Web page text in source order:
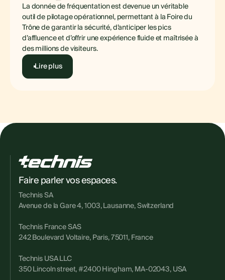
La donnée de fréquentation est devenue un véritable
outil de pilotage opérationnel, permettant à la Foire du
Trône de garantir la sécurité, d’anticiper les pics
d’affluence et d’offrir une expérience fluide et maîtrisée à
des millions de visiteurs.
Lire plus
Faire parler vos espaces.
Technis SA
Avenue de la Gare 4, 1003, Lausanne, Switzerland
Technis France SAS
242 Boulevard Voltaire, Paris, 75011, France
Technis USA LLC
350 Lincoln street, #2400 Hingham, MA-02043, USA